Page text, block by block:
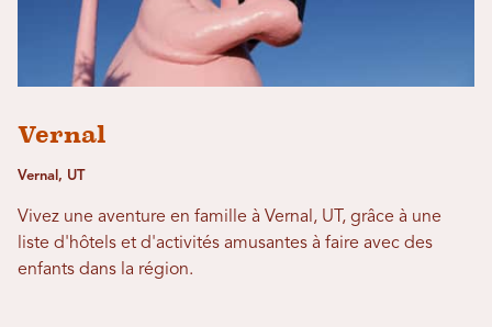
Vernal
Vernal, UT
Vivez une aventure en famille à Vernal, UT, grâce à une
liste d'hôtels et d'activités amusantes à faire avec des
enfants dans la région.